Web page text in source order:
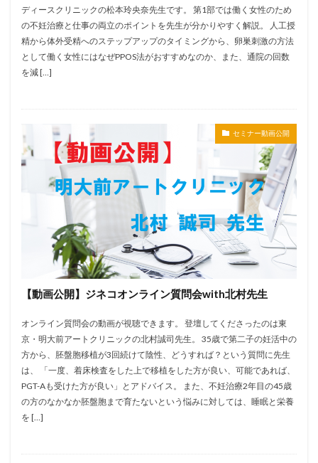
ディースクリニックの松本玲央奈先生です。 第1部では働く女性のため
の不妊治療と仕事の両立のポイントを先生が分かりやすく解説。 人工授
精から体外受精へのステップアップのタイミングから、卵巣刺激の方法
として働く女性にはなぜPPOS法がおすすめなのか、また、通院の回数
を減 […]
セミナー動画公開
【動画公開】ジネコオンライン質問会with北村先生
オンライン質問会の動画が視聴できます。 登壇してくださったのは東
京・明大前アートクリニックの北村誠司先生。 35歳で第二子の妊活中の
方から、胚盤胞移植が3回続けて陰性、どうすれば？という質問に先生
は、 「一度、着床検査をした上で移植をした方が良い、可能であれば、
PGT-Aも受けた方が良い」とアドバイス。 また、不妊治療2年目の45歳
の方のなかなか胚盤胞まで育たないという悩みに対しては、睡眠と栄養
を […]